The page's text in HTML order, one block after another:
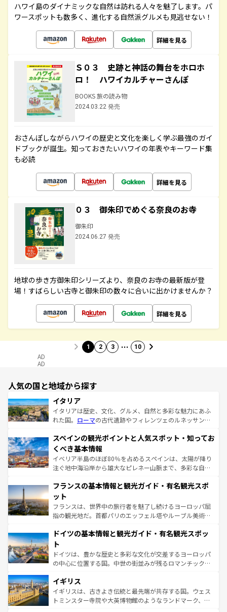
ハワイ島のダイナミックな自然は訪れる人々を魅了します。パ
ワースポットも数多く、進化する自然派グルメも見逃せない！
詳細を見る
Ｓ０３ 史跡と神話の舞台をホロホ
ロ！ ハワイカルチャーさんぽ
BOOKS 旅の読み物
2024.03.22 発売
おさんぽしながらハワイの歴史と文化を楽しく学ぶ最強のガイ
ドブックが誕生。知っておきたいハワイの年表やキーワード集
も必読
詳細を見る
０３ 御朱印でめぐる奈良のお寺
御朱印
2024.06.27 発売
地球の歩き方御朱印シリーズより、奈良のお寺の最新版が登
場！すばらしい古寺と御朱印の数々に合いに出かけませんか？
詳細を見る
1 2 3 … 10
AD
AD
人気の国と地域から探す
イタリア
イタリアは歴史、文化、グルメ、自然と多彩な魅力にあふ
れた国。 ローマの古代遺跡やフィレンツェのルネッサンス
ろん、トスカーナの美しい田園風景やアマルフィ海岸の絶
景など、自然景観も見逃せない。観光の合間には、本場の
ピザやパスタなど、絶品のイタリア料理を堪能することも
できる。朝目覚めてから夜眠るまで、すべての瞬間を楽し
なお、新着のイタリア情報はコンテンツ一覧を参照してほ
しい。
スペインの観光ポイントと人気スポット・知ってお
くべき基本情報
イベリア半島のほぼ80％を占めるスペインは、太陽が降り
注ぐ地中海沿岸から雄大なピレネー山脈まで、多彩な自然
文化が根付くこの国では、情熱的なフラメンコ、熱気あふ
れる闘牛、そして美味しいタパスが生活の一部となってい
る。首都マドリードの洗練された雰囲気や、バルセロナの
アートに溢れた街角から、地方では古代ローマ遺跡や中世
せる。地方によって風土や気候が異なるスペインはその個
ンテンツ一覧 を参照してほしい。
フランスの基本情報と観光ガイド・有名観光スポ
ット
フランスは、世界中の旅行者を魅了し続けるヨーロッパ屈
指の観光地だ。首都パリのエッフェル塔やルーブル美術館
で、幅広い魅力が詰まっている。華麗な宮殿、歴史的な大
聖堂、美しいビーチ、そして豊かな自然が、訪れる者を心
から魅了する。また、フランスは美食の国としても知ら
れ、フランス料理はユネスコ無形文化遺産にも登録されて
香り高いラベンダー畑など、多彩な楽しみ方が可能だ。さ
らに、パリ以外の地域にも魅力が溢れており、どの街角に
も豊かな歴史と文化が息づいている。パリ以外の個性あふ
ドイツの基本情報と観光ガイド・有名観光スポッ
ト
ドイツは、豊かな歴史と多彩な文化が交差するヨーロッパ
の中心に位置する国。中世の街並みが残るロマンチック街
顔を持つこの国は、どこを歩いても飽きることがない。ベ
ルリンの文化的活気、バイエルン州のアルプスの絶景、そ
してライン川沿いのワイン畑といった風景は必見。ビール
イギリス
イギリスは、古きよき伝統と最先端が共存する国。ウェス
トミンスター寺院や大英博物館のようなランドマーク、歴